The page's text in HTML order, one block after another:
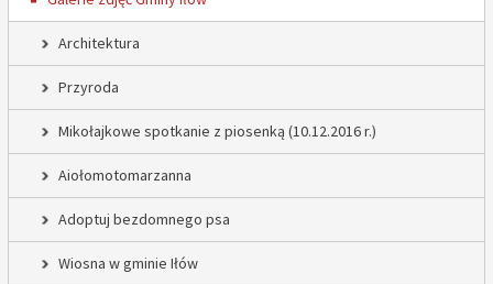
Architektura
Przyroda
Mikołajkowe spotkanie z piosenką (10.12.2016 r.)
Aiołomotomarzanna
Adoptuj bezdomnego psa
Wiosna w gminie Iłów